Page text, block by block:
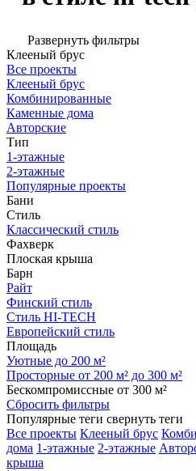
Развернуть фильтры
Клееный брус
Все проекты
Клееный брус
Комбинированные
Каменные дома
Авторские
Тип
1-этажные
2-этажные
Популярные проекты
Бани
Стиль
Классический стиль
Фахверк
Плоская крыша
Барн
Райт
Финский стиль
Стиль HI-TECH
Европейский стиль
Площадь
Уютные до 200 м²
Просторные от 200 м² до 300 м²
Бескомпромиссные от 300 м²
Сбросить фильтры
Популярные теги свернуть теги
Все проекты Клееный брус
дома 1-этажные 2-этажные
крыша